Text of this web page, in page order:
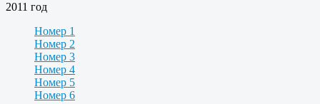
2011 год
Номер 1
Номер 2
Номер 3
Номер 4
Номер 5
Номер 6